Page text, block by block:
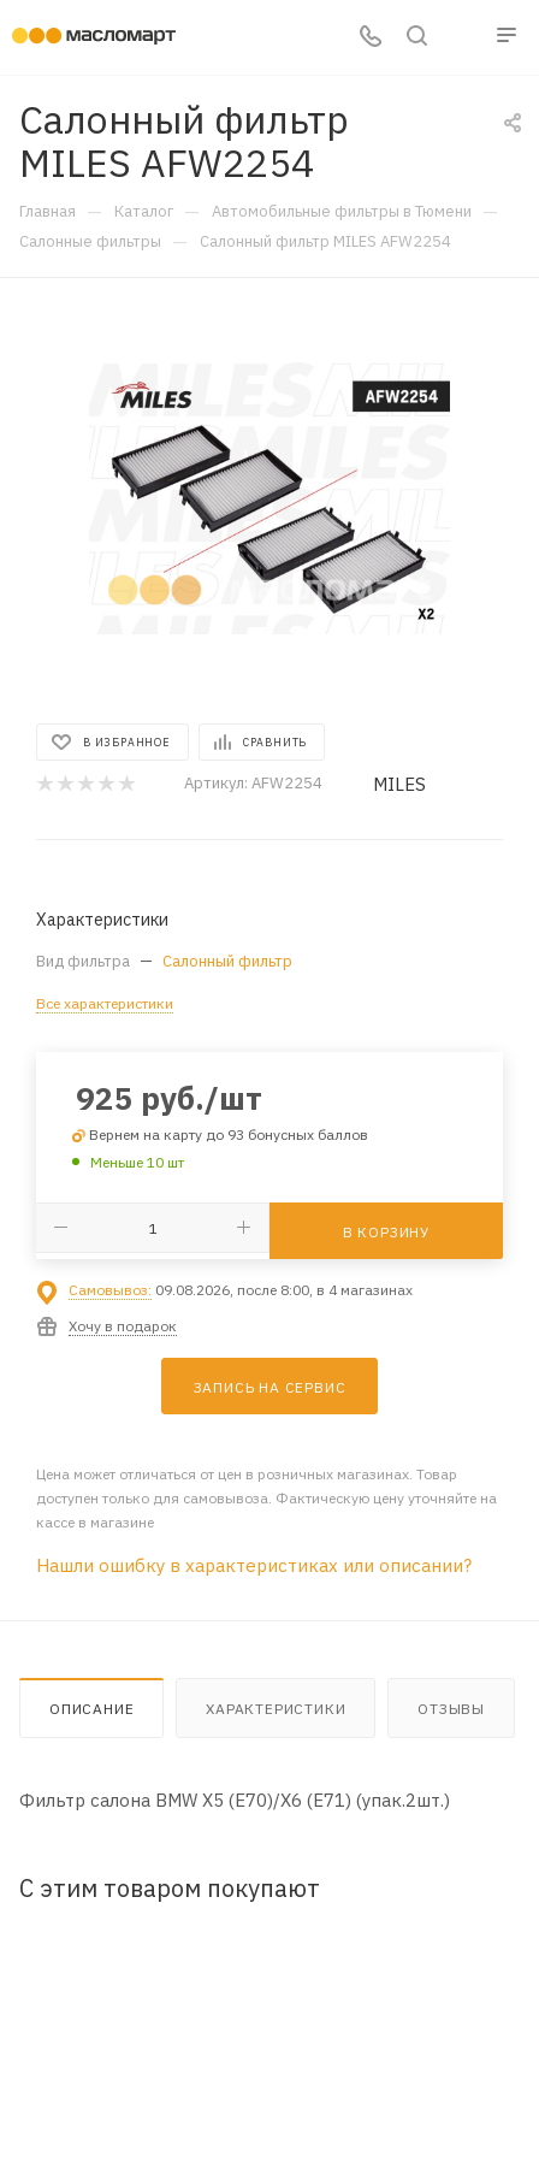
Салонный фильтр
MILES AFW2254
Главная — Каталог — Автомобильные фильтры в Тюмени —
Салонные фильтры — Салонный фильтр MILES AFW2254
В ИЗБРАННОЕ СРАВНИТЬ
Артикул: AFW2254 MILES
Характеристики
Вид фильтра — Салонный фильтр
Все характеристики
925 руб./шт
Вернем на карту до 93 бонусных баллов
Меньше 10 шт
В КОРЗИНУ
Самовывоз: 09.08.2026, после 8:00, в 4 магазинах
Хочу в подарок
ЗАПИСЬ НА СЕРВИС
Цена может отличаться от цен в розничных магазинах. Товар
доступен только для самовывоза. Фактическую цену уточняйте на
кассе в магазине
Нашли ошибку в характеристиках или описании?
ОПИСАНИЕ ХАРАКТЕРИСТИКИ ОТЗЫВЫ
Фильтр салона BMW X5 (E70)/X6 (E71) (упак.2шт.)
С этим товаром покупают